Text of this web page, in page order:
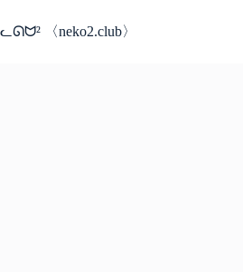
ン
ᓚᘏᗢ² 〈neko2.club〉